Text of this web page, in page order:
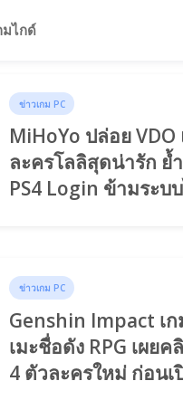
มไกด์
ข่าวเกม PC
MiHoYo ปล่อย
ละครโลลิสุดน่ารัก ย้
PS4 Login ข้ามระบ
ข่าวเกม PC
Genshin Impact เ
เมะชื่อดัง RPG เผย
4 ตัวละครใหม่ ก่อนเ